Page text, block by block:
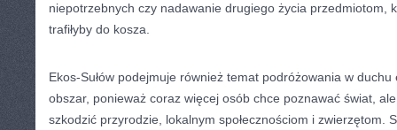
niepotrzebnych czy nadawanie drugiego życia przedmiotom,
trafiłyby do kosza.
Ekos-Sułów podejmuje również temat podróżowania w
obszar, ponieważ coraz więcej osób chce poznawać świat,
szkodzić przyrodzie, lokalnym społecznościom i zwierzętom.